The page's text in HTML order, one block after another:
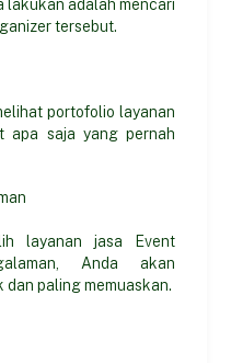
lakukan adalah mencari
tersebut.
portofolio layanan
apa saja yang pernah
layanan jasa Event
Anda akan
paling memuaskan.